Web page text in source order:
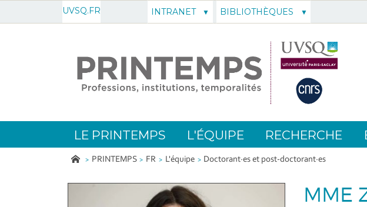
UVSQ.FR
LE PRINTEMPS L'ÉQUIPE RECHERCHE
PRINTEMPS FR L'équipe Doctorant·es et post-doctorant·es
MME
INTRANET BIBLIOTHÈQUES